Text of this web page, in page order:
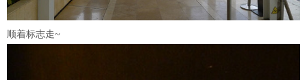
顺着标志走~